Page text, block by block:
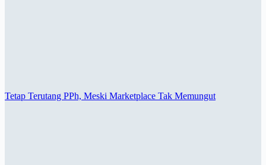
Tetap Terutang PPh, Meski Marketplace Tak Memungut